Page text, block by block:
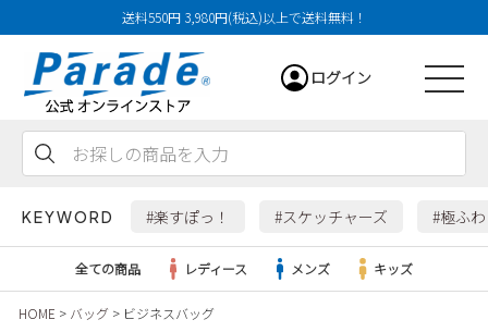
送料550円 3,980円(税込)以上で送料無料！
ログイン
KEYWORD #楽すぽっ！ #スケッチャーズ #極ふ
全ての商品 レディース メンズ キッズ
HOME バッグ ビジネスバッグ